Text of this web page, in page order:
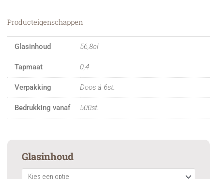
Producteigenschappen
Glasinhoud 56,8cl
Tapmaat 0,4
Verpakking Doos á 6st.
Bedrukking vanaf 500st.
Glasinhoud
Master
One